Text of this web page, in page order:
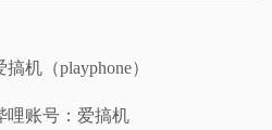
机（playphone）
哩账号：爱搞机